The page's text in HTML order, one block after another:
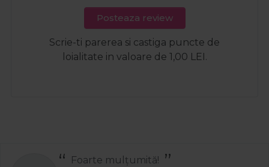
Posteaza review
Scrie-ti parerea si castiga puncte de
loialitate in valoare de 1,00 LEI.
Foarte mulțumită!